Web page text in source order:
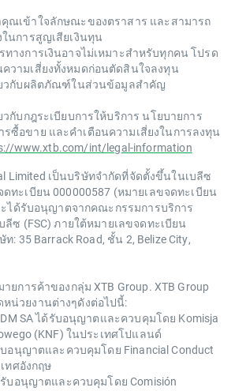
ณเข้าใจลักษณะของตราสาร และสามารถ
นการสูญเสียเงินทุน
างการเงินอาจไม่เหมาะสำหรับทุกคน โปรด
ความเสี่ยงทั้งหมดก่อนตัดสินใจลงทุน
ยวกับผลิตภัณฑ์ในส่วนข้อมูลสำคัญ
วกับกฎระเบียบการให้บริการ นโยบายการ
รซื้อขาย และคำเตือนความเสี่ยงในการลงทุน
www.xtb.com/int/legal-information
Limited เป็นบริษัทจำกัดที่จัดตั้งขึ้นในเบลีซ
ทะเบียน 000000587 (หมายเลขจดทะเบียน
ะได้รับอนุญาตจากคณะกรรมการบริการ
ลีซ (FSC) ภายใต้หมายเลขจดทะเบียน
: 35 Barrack Road, ชั้น 2, Belize City,
ายการค้าของกลุ่ม XTB Group. XTB Group
หน่วยงานต่างๆดังต่อไปนี้:
DM SA ได้รับอนุญาตและควบคุมโดย Komisja
(KNF) ในประเทศโปแลนด์
บอนุญาตและควบคุมโดย Financial Conduct
ทศอังกฤษ
รับอนุญาตและควบคุมโดย Comisión